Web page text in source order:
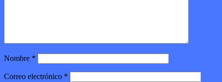
Nombre *
Correo electrónico *